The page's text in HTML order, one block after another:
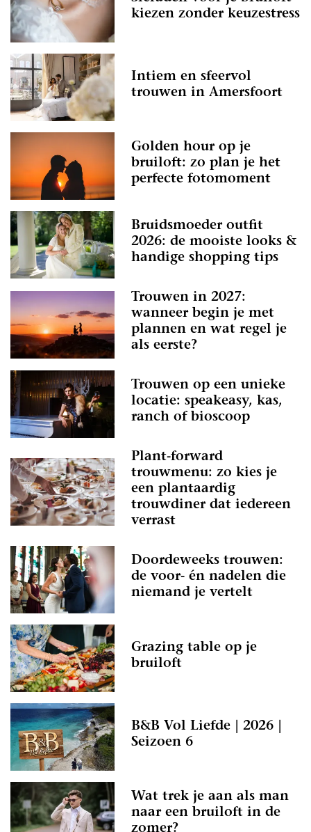
kiezen zonder keuzestress
Intiem en sfeervol
trouwen in Amersfoort
Golden hour op je
bruiloft: zo plan je het
perfecte fotomoment
Bruidsmoeder outfit
2026: de mooiste looks &
handige shopping tips
Trouwen in 2027:
wanneer begin je met
plannen en wat regel je
als eerste?
Trouwen op een unieke
locatie: speakeasy, kas,
ranch of bioscoop
Plant-forward
trouwmenu: zo kies je
een plantaardig
trouwdiner dat iedereen
verrast
Doordeweeks trouwen:
de voor- én nadelen die
niemand je vertelt
Grazing table op je
bruiloft
B&B Vol Liefde | 2026 |
Seizoen 6
Wat trek je aan als man
naar een bruiloft in de
zomer?